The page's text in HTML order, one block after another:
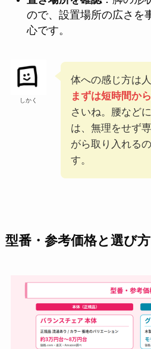
ので、設置場所の広さを
心です。
しかく
体への感じ方は
まずは短時間から
さいね。腰など
は、無理をせず
がら取り入れる
す。
型番・参考価格と選び方